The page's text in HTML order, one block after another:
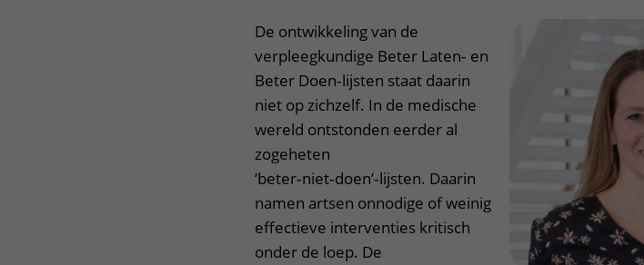
De ontwikkeling van de
verpleegkundige Beter Laten‑ en
Beter Doen‑lijsten staat daarin
niet op zichzelf. In de medische
wereld ontstonden eerder al
zogeheten
‘beter‑niet‑doen’‑lijsten. Daarin
namen artsen onnodige of weinig
effectieve interventies kritisch
onder de loep. De